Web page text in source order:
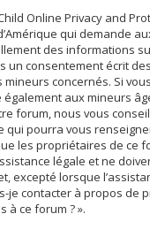
Online Privacy and
qui demande
des informations
un consentement écrit
concernés. Si
également aux mineurs
forum, nous vous
qui pourra vous
les propriétaires de ce
légale et ne
excepté lorsque
je contacter à propos de
à ce forum ? ».